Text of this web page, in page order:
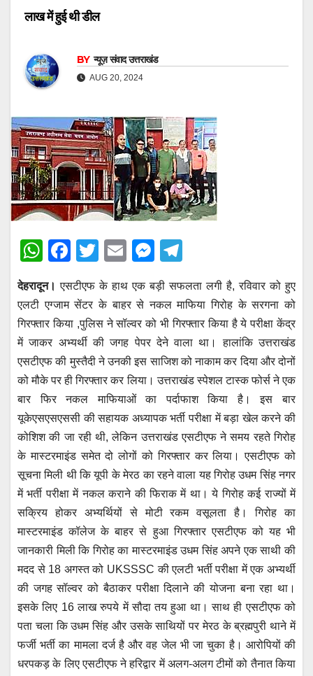
लाख में हुई थी डील
BY न्यूज़ संवाद उत्तराखंड
AUG 20, 2024
W
at
s
A
p
p
F
a
c
e
b
o
o
k
T
wi
tt
er
E
ail
M
e
ss
e
n
g
er
e
gr
a
m
देहरादून। एसटीएफ के हाथ एक बड़ी सफलता लगी है, रविवार को हुए
एलटी एग्जाम सेंटर के बाहर से नकल माफिया गिरोह के सरगना को
गिरफ्तार किया ,पुलिस ने सॉल्वर को भी गिरफ्तार किया है ये परीक्षा केंद्र
में जाकर अभ्यर्थी की जगह पेपर देने वाला था। हालांकि उत्तराखंड
एसटीएफ की मुस्तैदी ने उनकी इस साजिश को नाकाम कर दिया और दोनों
को मौके पर ही गिरफ्तार कर लिया। उत्तराखंड स्पेशल टास्क फोर्स ने एक
बार फिर नकल माफियाओं का पर्दाफाश किया है। इस बार
यूकेएसएसएससी की सहायक अध्यापक भर्ती परीक्षा में बड़ा खेल करने की
कोशिश की जा रही थी, लेकिन उत्तराखंड एसटीएफ ने समय रहते गिरोह
के मास्टरमाइंड समेत दो लोगों को गिरफ्तार कर लिया। एसटीएफ को
सूचना मिली थी कि यूपी के मेरठ का रहने वाला यह गिरोह उधम सिंह नगर
में भर्ती परीक्षा में नकल कराने की फिराक में था। ये गिरोह कई राज्यों में
सक्रिय होकर अभ्यर्थियों से मोटी रकम वसूलता है। गिरोह का
मास्टरमाइंड कॉलेज के बाहर से हुआ गिरफ्तार एसटीएफ को यह भी
जानकारी मिली कि गिरोह का मास्टरमाइंड उधम सिंह अपने एक साथी की
मदद से 18 अगस्त को UKSSSC की एलटी भर्ती परीक्षा में एक अभ्यर्थी
की जगह सॉल्वर को बैठाकर परीक्षा दिलाने की योजना बना रहा था।
इसके लिए 16 लाख रुपये में सौदा तय हुआ था। साथ ही एसटीएफ को
पता चला कि उधम सिंह और उसके साथियों पर मेरठ के ब्रह्मपुरी थाने में
फर्जी भर्ती का मामला दर्ज है और वह जेल भी जा चुका है। आरोपियों की
धरपकड़ के लिए एसटीएफ ने हरिद्वार में अलग-अलग टीमों को तैनात किया